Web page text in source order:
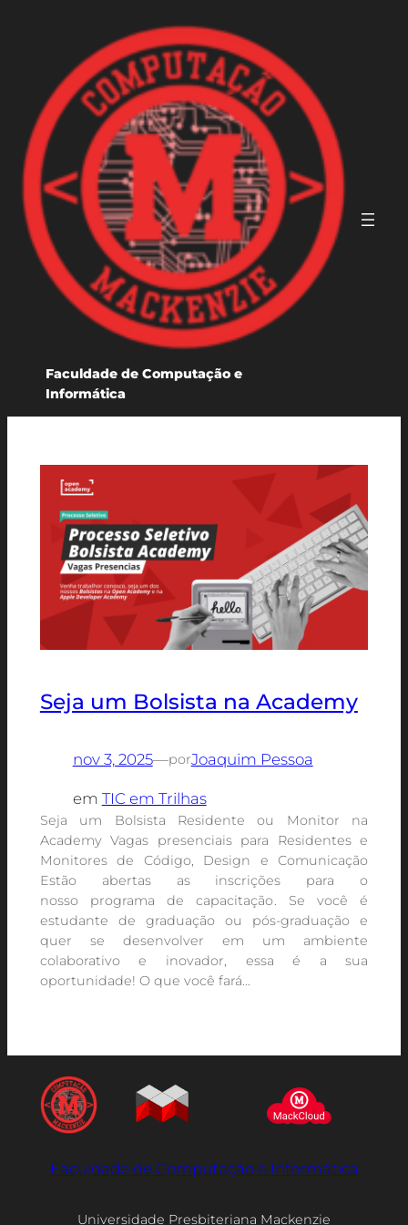
conteúdo
Faculdade de Computação e
Informática
Seja um Bolsista na Academy
nov 3, 2025—porJoaquim Pessoa
em TIC em Trilhas
Seja um Bolsista Residente ou Monitor na
Academy Vagas presenciais para Residentes e
Monitores de Código, Design e Comunicação
Estão abertas as inscrições para o
nosso programa de capacitação. Se você é
estudante de graduação ou pós-graduação e
quer se desenvolver em um ambiente
colaborativo e inovador, essa é a sua
oportunidade! O que você fará…
Faculdade de Computação e Informática
Universidade Presbiteriana Mackenzie